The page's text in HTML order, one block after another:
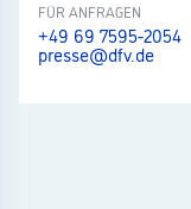
FÜR ANFRAGEN
+49 69 7595-2054
presse@dfv.de